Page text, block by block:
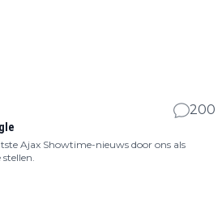
200
Ajax Showtime-nieuws door ons als